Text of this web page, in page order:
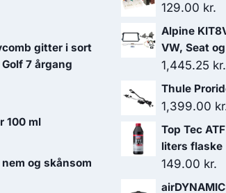
gitter i sort
7 årgang
100 ml
og skånsom
129.00 kr.
Alpine
VW, Seat
1,445.25 kr.
Thule
1,399.00
Top Tec
liters flaske
149.00 kr.